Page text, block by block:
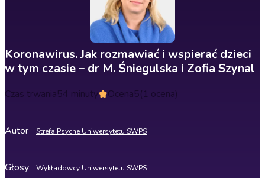
Koronawirus. Jak rozmawiać i wspierać dzieci
w tym czasie – dr M. Śniegulska i Zofia Szynal
Czas trwania54 minuty Ocena5(1 ocena)
Autor Strefa Psyche Uniwersytetu SWPS
Głosy Wykładowcy Uniwersytetu SWPS